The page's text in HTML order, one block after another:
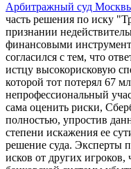
Арбитражный суд
часть решения по иску
признании
финансовыми
согласился с тем, что
истцу высокорисковую
которой тот потерял 67
непрофессиональный
сама оценить риски,
полностью, упростив
степени искажения ее
решение суда. Эксперты
исков от других игроков,